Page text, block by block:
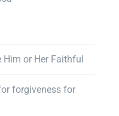
Him or Her Faithful
forgiveness for